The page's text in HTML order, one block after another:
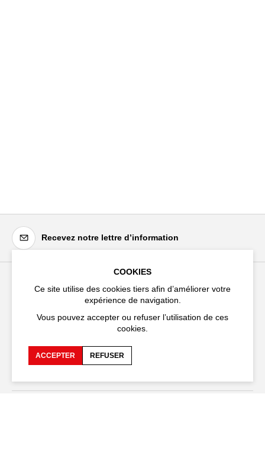
Recevez notre lettre d’information
Festival d'Avignon
20 rue du Portail Boquier,
+33 (0)4 90 27 66 50
COOKIES
Ce site utilise des cookies tiers afin d’améliorer votre
expérience de navigation.
Vous pouvez accepter ou refuser l’utilisation de ces
cookies.
ACCEPTER REFUSER